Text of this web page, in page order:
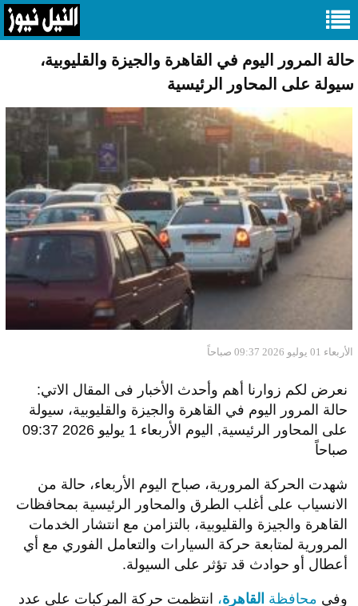
حالة المرور اليوم في القاهرة والجيزة والقليوبية،
سيولة على المحاور الرئيسية
الأربعاء 01 يوليو 2026 09:37 صباحاً
نعرض لكم زوارنا أهم وأحدث الأخبار فى المقال الاتي:
حالة المرور اليوم في القاهرة والجيزة والقليوبية، سيولة
على المحاور الرئيسية, اليوم الأربعاء 1 يوليو 2026 09:37
صباحاً
شهدت الحركة المرورية، صباح اليوم الأربعاء، حالة من
الانسياب على أغلب الطرق والمحاور الرئيسية بمحافظات
القاهرة والجيزة والقليوبية، بالتزامن مع انتشار الخدمات
المرورية لمتابعة حركة السيارات والتعامل الفوري مع أي
أعطال أو حوادث قد تؤثر على السيولة.
وفي محافظة القاهرة، انتظمت حركة المركبات على عدد